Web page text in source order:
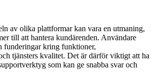
av olika plattformar kan vara en utmaning,
till att hantera kundärenden. Användare
funderingar kring funktioner,
tjänsters kvalitet. Det är därför viktigt att ha
som kan ge snabba svar och